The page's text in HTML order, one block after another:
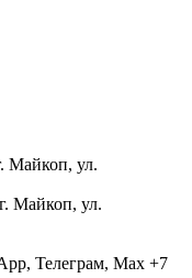
Майкоп, ул.
Майкоп, ул.
Телеграм, Мах +7